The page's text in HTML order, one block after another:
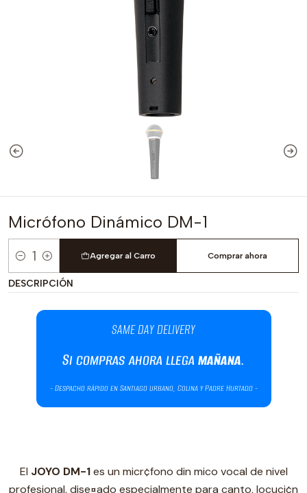
Micrófono Dinámico DM-1
Cantidad
Agregar al Carro Comprar ahora
DESCRIPCIÓN
El JOYO DM-1es un micr¢fono din mico vocal de nivel
profesional, dise¤ado especialmente para canto, locuci¢n